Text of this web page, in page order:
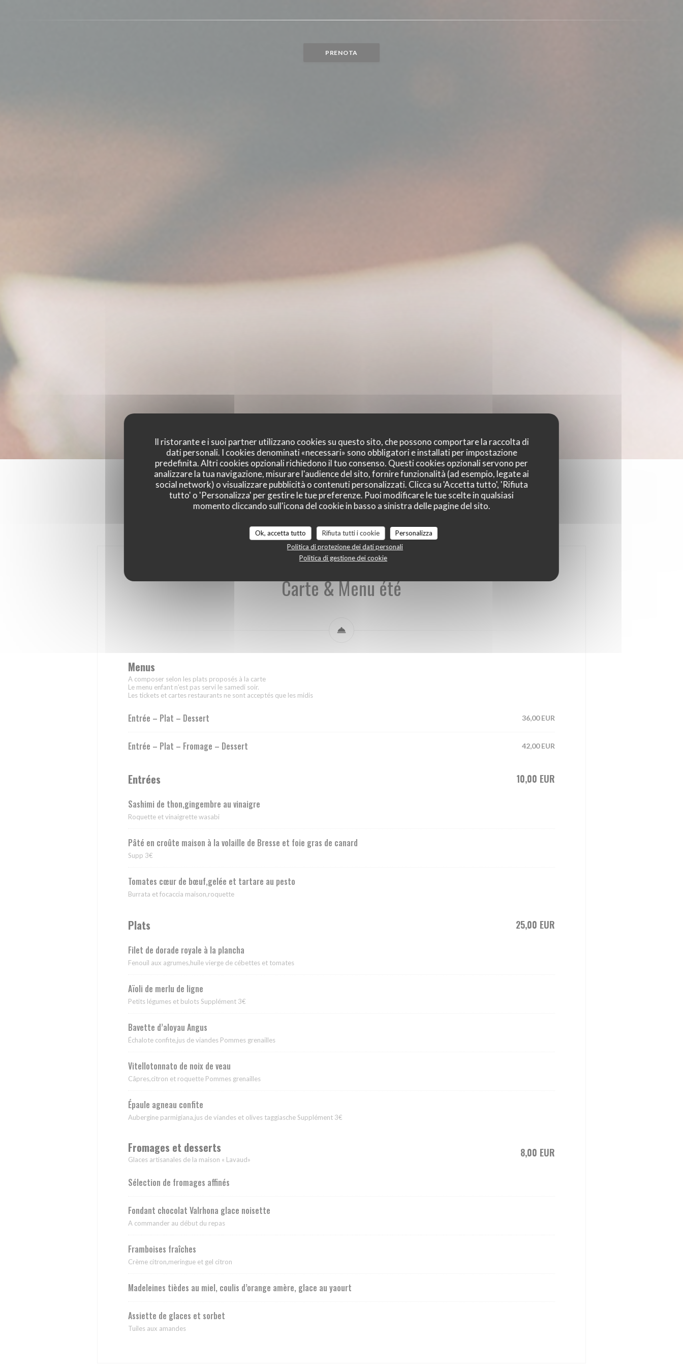
Il ristorante e i suoi partner utilizzano cookies su questo sito, che possono comportare la raccolta di
dati personali. I cookies denominati «necessari» sono obbligatori e installati per impostazione
predefinita. Altri cookies opzionali richiedono il tuo consenso. Questi cookies opzionali servono per
analizzare la tua navigazione, misurare l'audience del sito, fornire funzionalità (ad esempio, legate ai
social network) o visualizzare pubblicità o contenuti personalizzati. Clicca su 'Accetta tutto', 'Rifiuta
tutto' o 'Personalizza' per gestire le tue preferenze. Puoi modificare le tue scelte in qualsiasi
momento cliccando sull'icona del cookie in basso a sinistra delle pagine del sito.
Ok, accetta tutto Rifiuta tutti i cookie
Personalizza
Politica di protezione dei dati personali
Politica di gestione dei cookie
PRENOTA
Carte & Menu été
Menus
A composer selon les plats proposés à la carte
Le menu enfant n’est pas servi le samedi soir.
Les tickets et cartes restaurants ne sont acceptés que les midis
Entrée – Plat – Dessert 36,00 EUR
Entrée – Plat – Fromage – Dessert 42,00 EUR
Entrées 10,00 EUR
Sashimi de thon,gingembre au vinaigre
Roquette et vinaigrette wasabi
Pâté en croûte maison à la volaille de Bresse et foie gras de canard
Supp 3€
Tomates cœur de bœuf,gelée et tartare au pesto
Burrata et focaccia maison,roquette
Plats 25,00 EUR
Filet de dorade royale à la plancha
Fenouil aux agrumes,huile vierge de cébettes et tomates
Aïoli de merlu de ligne
Petits légumes et bulots Supplément 3€
Bavette d’aloyau Angus
Échalote confite,jus de viandes Pommes grenailles
Vitellotonnato de noix de veau
Câpres,citron et roquette Pommes grenailles
Épaule agneau confite
Aubergine parmigiana,jus de viandes et olives taggiasche Supplément 3€
Fromages et desserts
Glaces artisanales de la maison « Lavaud»
8,00 EUR
Sélection de fromages affinés
Fondant chocolat Valrhona glace noisette
A commander au début du repas
Framboises fraîches
Crème citron,meringue et gel citron
Madeleines tièdes au miel, coulis d’orange amère, glace au yaourt
Assiette de glaces et sorbet
Tuiles aux amandes